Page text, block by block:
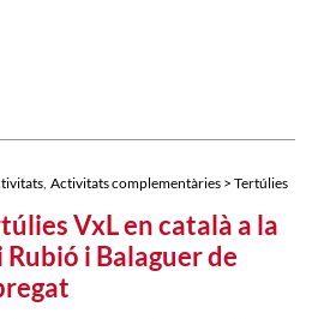
Activitats complementàries > Tertúlies
VxL en català a la
i Balaguer de